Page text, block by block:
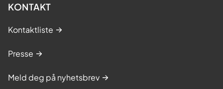
KONTAKT
Kontaktliste
Presse
Meld deg på nyhetsbrev